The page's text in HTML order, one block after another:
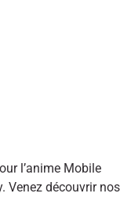
l’anime Mobile
Venez découvrir nos